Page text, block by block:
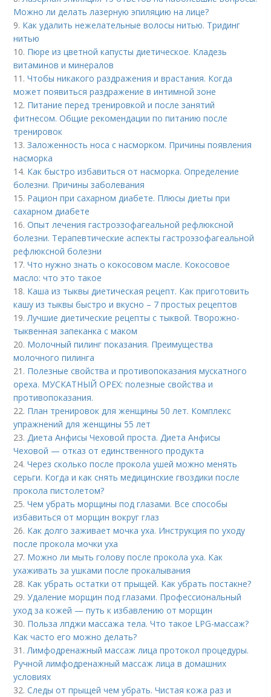
Можно ли делать лазерную эпиляцию на лице?
9. Как удалить нежелательные волосы нитью. Тридинг
нитью
10. Пюре из цветной капусты диетическое. Кладезь
витаминов и минералов
11.Чтобы никакого раздражения и врастания. Когда
может появиться раздражение в интимной зоне
12. Питание перед тренировкой и после занятий
фитнесом. Общие рекомендации по питанию после
тренировок
13.Заложенность носа с насморком. Причины появления
насморка
14. Как быстро избавиться от насморка. Определение
болезни. Причины заболевания
15. Рацион при сахарном диабете. Плюсы диеты при
сахарном диабете
16.Опыт лечения гастроэзофагеальной рефлюксной
болезни. Терапевтические аспекты гастроэзофагеальной
рефлюксной болезни
17.Что нужно знать о кокосовом масле. Кокосовое
масло: что это такое
18. Каша из тыквы диетическая рецепт. Как приготовить
кашу из тыквы быстро и вкусно – 7 простых рецептов
19.Лучшие диетические рецепты с тыквой. Творожно-
тыквенная запеканка с маком
20. Молочный пилинг показания. Преимущества
молочного пилинга
21. Полезные свойства и противопоказания мускатного
ореха. МУСКАТНЫЙ ОРЕХ: полезные свойства и
противопоказания.
22. План тренировок для женщины 50 лет. Комплекс
упражнений для женщины 55 лет
23.Диета Анфисы Чеховой проста. Диета Анфисы
Чеховой — отказ от единственного продукта
24.Через сколько после прокола ушей можно менять
серьги. Когда и как снять медицинские гвоздики после
прокола пистолетом?
25.Чем убрать морщины под глазами. Все способы
избавиться от морщин вокруг глаз
26. Как долго заживает мочка уха. Инструкция по уходу
после прокола мочки уха
27. Можно ли мыть голову после прокола уха. Как
ухаживать за ушками после прокалывания
28. Как убрать остатки от прыщей. Как убрать постакне?
29.Удаление морщин под глазами. Профессиональный
уход за кожей — путь к избавлению от морщин
30. Польза лпджи массажа тела. Что такое LPG-массаж?
Как часто его можно делать?
31.Лимфодренажный массаж лица протокол процедуры.
Ручной лимфодренажный массаж лица в домашних
условиях
32.Следы от прыщей чем убрать. Чистая кожа раз и